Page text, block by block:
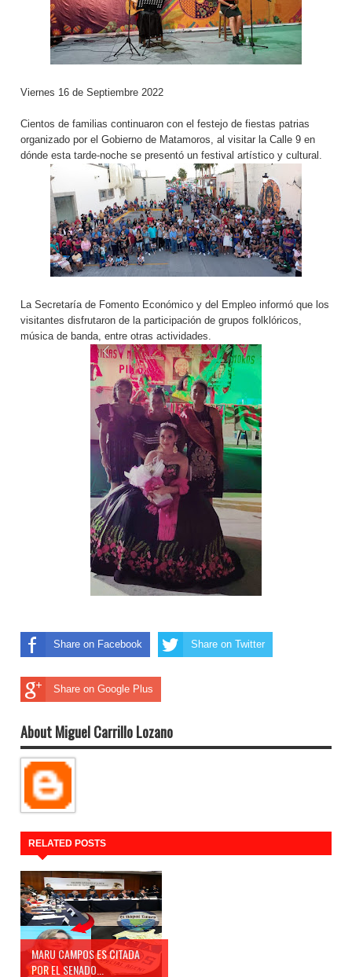
Viernes 16 de Septiembre 2022
Cientos de familias continuaron con el festejo de fiestas patrias
organizado por el Gobierno de Matamoros, al visitar la Calle 9 en
dónde esta tarde-noche se presentó un festival artístico y cultural.
La Secretaría de Fomento Económico y del Empleo informó que los
visitantes disfrutaron de la participación de grupos folklóricos,
música de banda, entre otras actividades.
Share on Facebook Share on Twitter
Share on Google Plus
About Miguel Carrillo Lozano
RELATED POSTS
MARU CAMPOS ES CITADA
POR EL SENADO...